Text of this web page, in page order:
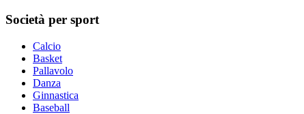
Società per sport
Calcio
Basket
Pallavolo
Danza
Ginnastica
Baseball